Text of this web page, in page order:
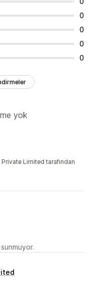
0
0
0
0
yok
Limited tarafından